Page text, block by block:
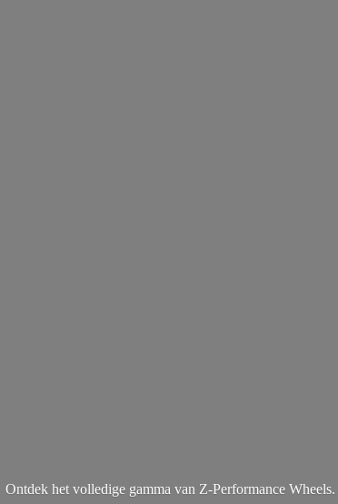
Ontdek het volledige gamma van Z-Performance Wheels.